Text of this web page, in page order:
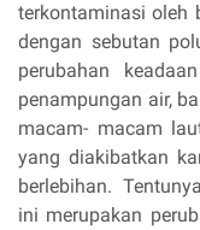
terkontaminasi oleh
dengan sebutan
perubahan
penampungan air,
macam- macam
yang diakibatkan
berlebihan.
ini merupakan